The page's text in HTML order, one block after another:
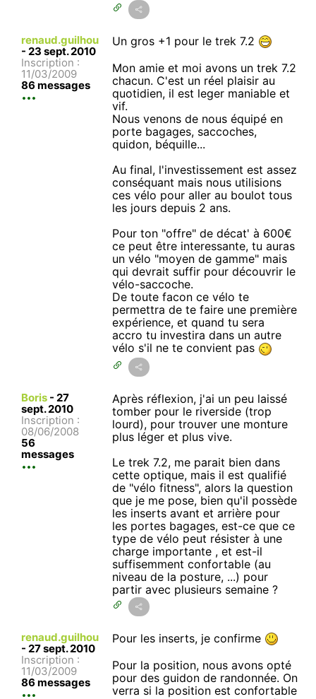
renaud.guilhou
- 23 sept. 2010
Inscription :
11/03/2009
86 messages
Un gros +1 pour le trek 7.2
Mon amie et moi avons un trek 7.2
chacun. C'est un réel plaisir au
quotidien, il est leger maniable et
vif.
Nous venons de nous équipé en
porte bagages, saccoches,
quidon, béquille...
Au final, l'investissement est assez
conséquant mais nous utilisions
ces vélo pour aller au boulot tous
les jours depuis 2 ans.
Pour ton "offre" de décat' à 600€
ce peut être interessante, tu auras
un vélo "moyen de gamme" mais
qui devrait suffir pour découvrir le
vélo-saccoche.
De toute facon ce vélo te
permettra de te faire une première
expérience, et quand tu sera
accro tu investira dans un autre
vélo s'il ne te convient pas
Boris - 27
sept. 2010
Inscription :
08/06/2008
56
messages
Après réflexion, j'ai un peu laissé
tomber pour le riverside (trop
lourd), pour trouver une monture
plus léger et plus vive.
Le trek 7.2, me parait bien dans
cette optique, mais il est qualifié
de "vélo fitness", alors la question
que je me pose, bien qu'il possède
les inserts avant et arrière pour
les portes bagages, est-ce que ce
type de vélo peut résister à une
charge importante , et est-il
suffisemment confortable (au
niveau de la posture, ...) pour
partir avec plusieurs semaine ?
renaud.guilhou
- 27 sept. 2010
Inscription :
11/03/2009
86 messages
Pour les inserts, je confirme
Pour la position, nous avons opté
pour des guidon de randonnée. On
verra si la position est confortable